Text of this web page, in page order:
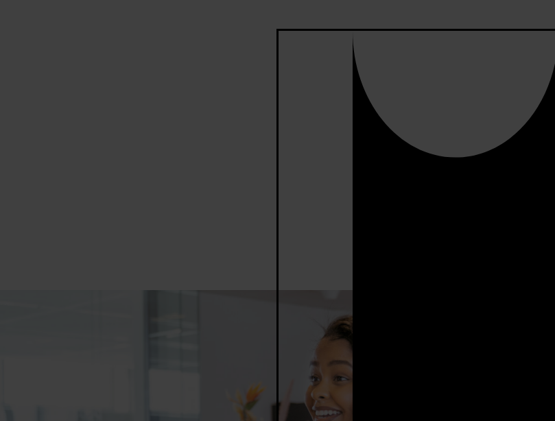
Een nieuwe opdracht
Wij kennen de overheidsopdrachtgevers die anderen niet bereiken.